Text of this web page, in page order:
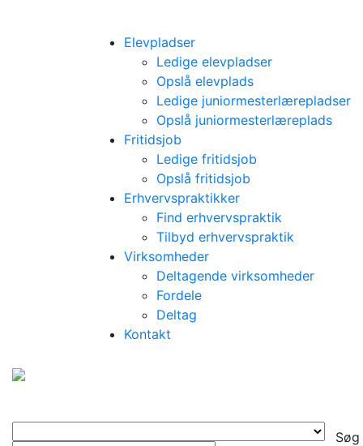
Elevpladser
Ledige elevpladser
Opslå elevplads
Ledige juniormesterlærepladser
Opslå juniormesterlæreplads
Fritidsjob
Ledige fritidsjob
Opslå fritidsjob
Erhvervspraktikker
Find erhvervspraktik
Tilbyd erhvervspraktik
Virksomheder
Deltagende virksomheder
Fordele
Deltag
Kontakt
Søg